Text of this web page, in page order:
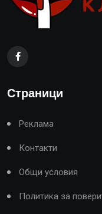
Страници
Реклама
Контакти
Общи условия
Политика за